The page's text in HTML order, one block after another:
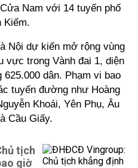
Nam với 14 tuyến phố
Kiếm.
Nội dự kiến mở rộng vùng
vực trong Vành đai 1, diện
dân. Phạm vi bao
tuyến đường như Hoàng
Khoái, Yên Phụ, Âu
Cầu Giấy.
tịch
giờ